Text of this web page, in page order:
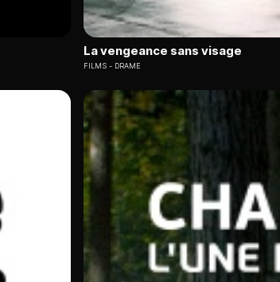
La vengeance sans visage
FILMS DRAME